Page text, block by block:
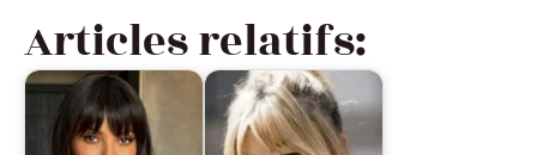
Articles relatifs: